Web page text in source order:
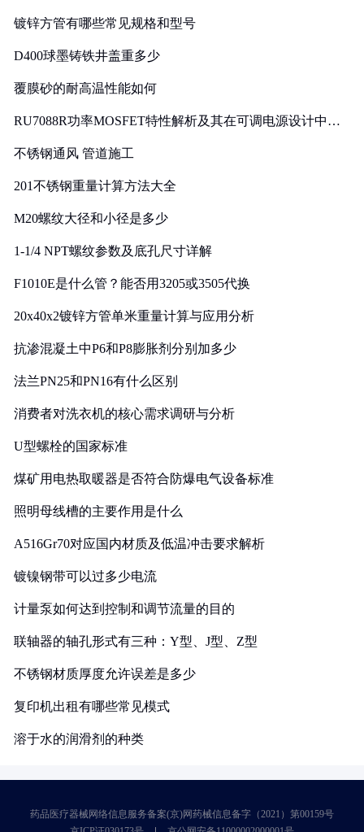
镀锌方管有哪些常见规格和型号
D400球墨铸铁井盖重多少
覆膜砂的耐高温性能如何
RU7088R功率MOSFET特性解析及其在可调电源设计中的
不锈钢通风 管道施工
201不锈钢重量计算方法大全
M20螺纹大径和小径是多少
1-1/4 NPT螺纹参数及底孔尺寸详解
F1010E是什么管？能否用3205或3505代换
20x40x2镀锌方管单米重量计算与应用分析
抗渗混凝土中P6和P8膨胀剂分别加多少
法兰PN25和PN16有什么区别
消费者对洗衣机的核心需求调研与分析
U型螺栓的国家标准
煤矿用电热取暖器是否符合防爆电气设备标准
照明母线槽的主要作用是什么
A516Gr70对应国内材质及低温冲击要求解析
镀镍钢带可以过多少电流
计量泵如何达到控制和调节流量的目的
联轴器的轴孔形式有三种：Y型、J型、Z型
不锈钢材质厚度允许误差是多少
复印机出租有哪些常见模式
溶于水的润滑剂的种类
药品医疗器械网络信息服务备案(京)网药械信息备字（2021）第00159号